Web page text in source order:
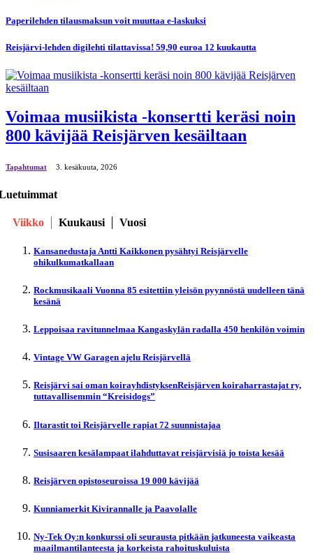
Paperilehden tilausmaksun voit muuttaa e-laskuksi
Reisjärvi-lehden digilehti tilattavissa! 59,90 euroa 12 kuukautta
Voimaa musiikista -konsertti keräsi noin
800 kävijää Reisjärven kesäiltaan
Tapahtumat 3. kesäkuuta, 2026
Viikko Kuukausi Vuosi
Kansanedustaja Antti Kaikkonen pysähtyi Reisjärvelle
ohikulkumatkallaan
Rockmusikaali Vuonna 85 esitettiin yleisön pyynnöstä uudelleen tänä
kesänä
Leppoisaa ravitunnelmaa Kangaskylän radalla 450 henkilön voimin
Vintage VW Garagen ajelu Reisjärvellä
Reisjärvi sai oman koirayhdistyksenReisjärven koiraharrastajat ry,
tuttavallisemmin “Kreisidogs”
Iltarastit toi Reisjärvelle rapiat 72 suunnistajaa
Susisaaren kesälampaat ilahduttavat reisjärvisiä jo toista kesää
Reisjärven opistoseuroissa 19 000 kävijää
Kunniamerkit Kivirannalle ja Paavolalle
Ny-Tek Oy:n konkurssi oli seurausta pitkään jatkuneesta vaikeasta
maailmantilanteesta ja korkeista rahoituskuluista